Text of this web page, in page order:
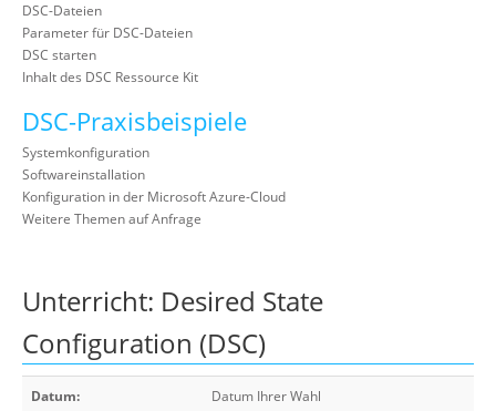
DSC-Dateien
Parameter für DSC-Dateien
DSC starten
Inhalt des DSC Ressource Kit
DSC-Praxisbeispiele
Systemkonfiguration
Softwareinstallation
Konfiguration in der Microsoft Azure-Cloud
Weitere Themen auf Anfrage
Unterricht: Desired State
Configuration (DSC)
Datum:
Datum Ihrer Wahl